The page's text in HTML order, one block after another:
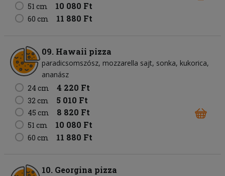
51 cm 10 080 Ft
60 cm 11 880 Ft
09. Hawaii pizza
paradicsomszósz mozzarella sajt sonka kukorica
ananász
24 cm
4 220 Ft
32 cm 5 010 Ft
45 cm 8 820 Ft
51 cm 10 080 Ft
60 cm 11 880 Ft
10. Georgina pizza